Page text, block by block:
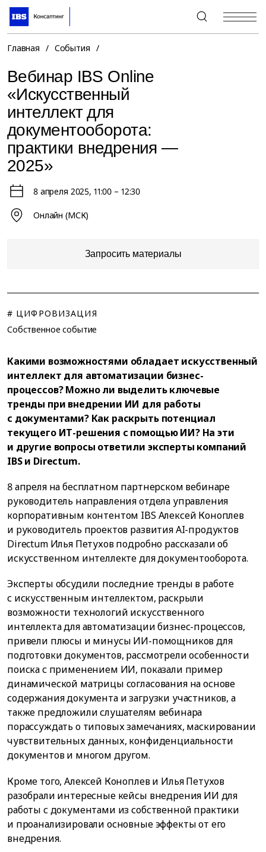
+7 (495) 967-80-80
Главная / События /
Вебинар IBS Online
«Искусственный
интеллект для
документооборота:
практики внедрения —
2025»
8 апреля 2025, 11:00 – 12:30
Онлайн (МСК)
Запросить материалы
# ЦИФРОВИЗАЦИЯ
Собственное событие
Какими возможностями обладает искусственный
интеллект для автоматизации бизнес-
процессов? Можно ли выделить ключевые
тренды при внедрении ИИ для работы
с документами? Как раскрыть потенциал
текущего ИТ-решения с помощью ИИ? На эти
и другие вопросы ответили эксперты компаний
IBS и Directum.
8 апреля на бесплатном партнерском вебинаре
руководитель направления отдела управления
корпоративным контентом IBS Алексей Коноплев
и руководитель проектов развития AI-продуктов
Directum Илья Петухов подробно рассказали об
искусственном интеллекте для документооборота.
Эксперты обсудили последние тренды в работе
с искусственным интеллектом, раскрыли
возможности технологий искусственного
интеллекта для автоматизации бизнес-процессов,
привели плюсы и минусы ИИ-помощников для
подготовки документов, рассмотрели особенности
поиска с применением ИИ, показали пример
динамической матрицы согласования на основе
содержания документа и загрузки участников, а
также предложили слушателям вебинара
порассуждать о типовых замечаниях, маскировании
чувствительных данных, конфиденциальности
документов и многом другом.
Кроме того, Алексей Коноплев и Илья Петухов
разобрали интересные кейсы внедрения ИИ для
работы с документами из собственной практики
и проанализировали основные эффекты от его
внедрения.